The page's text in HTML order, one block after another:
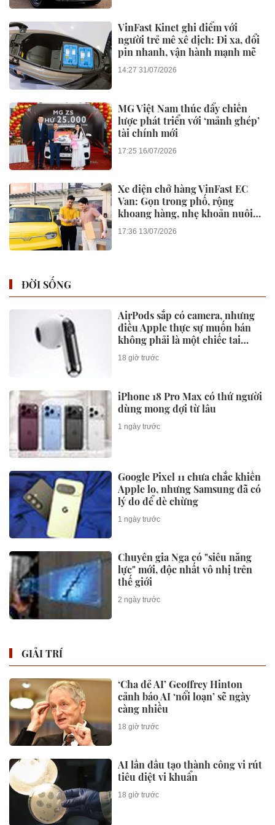
VinFast Kinet ghi điểm với
người trẻ mê xê dịch: Đi xa, đổi
pin nhanh, vận hành mạnh mẽ
14:27 31/07/2026
MG Việt Nam thúc đẩy chiến
lược phát triển với ‘mảnh ghép’
tài chính mới
17:25 16/07/2026
Xe điện chở hàng VinFast EC
Van: Gọn trong phố, rộng
khoang hàng, nhẹ khoản nuôi
xe
17:36 13/07/2026
ĐỜI SỐNG
AirPods sắp có camera, nhưng
điều Apple thực sự muốn bán
không phải là một chiếc tai
nghe
18 giờ trước
iPhone 18 Pro Max có thứ người
dùng mong đợi từ lâu
1 ngày trước
Google Pixel 11 chưa chắc khiến
Apple lo, nhưng Samsung đã có
lý do để dè chừng
1 ngày trước
Chuyên gia Nga có "siêu năng
lực" mới, độc nhất vô nhị trên
thế giới
2 ngày trước
GIẢI TRÍ
‘Cha đẻ AI’ Geoffrey Hinton
cảnh báo AI ‘nổi loạn’ sẽ ngày
càng nhiều
18 giờ trước
AI lần đầu tạo thành công vi rút
tiêu diệt vi khuẩn
18 giờ trước